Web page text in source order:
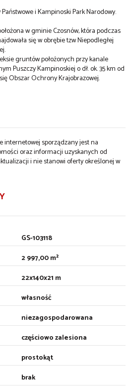
i Kampinoski Park Narodowy.
w gminie Czosnów, która podczas
się w obrębie tzw Niepodległej
gruntów położonych przy kanale
Puszczy Kampinoskiej o dł. ok. 35 km od
Obszar Ochrony Krajobrazowej.
internetowej sporządzany jest na
oraz informacji uzyskanych od
i nie stanowi oferty określonej w
GS-103118
2 997,00 m²
22x140x21 m
własność
niezagospodarowana
częściowo zalesiona
prostokąt
brak